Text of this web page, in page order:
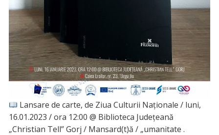
Lansare de carte, de Ziua Culturii Naționale / luni,
16.01.2023 / ora 12:00 @ Biblioteca Județeană
„Christian Tell” Gorj / Mansard(t)ă / „umanitate .